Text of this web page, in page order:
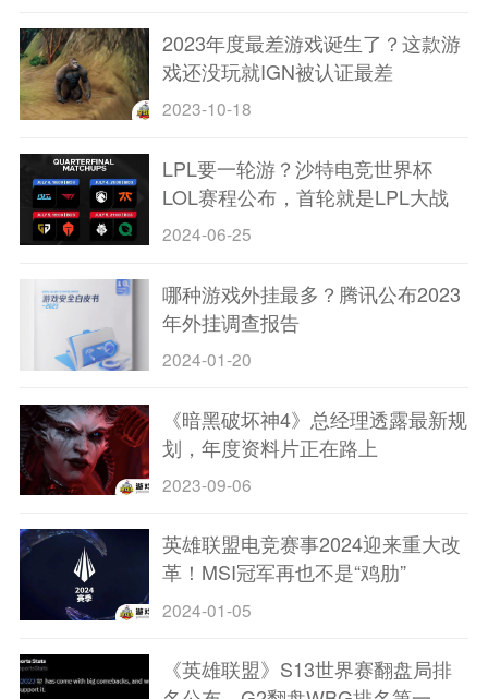
2023年度最差游戏诞生了？这款游
戏还没玩就IGN被认证最差
2023-10-18
LPL要一轮游？沙特电竞世界杯
LOL赛程公布，首轮就是LPL大战
LCK
2024-06-25
哪种游戏外挂最多？腾讯公布2023
年外挂调查报告
2024-01-20
《暗黑破坏神4》总经理透露最新规
划，年度资料片正在路上
2023-09-06
英雄联盟电竞赛事2024迎来重大改
革！MSI冠军再也不是“鸡肋”
2024-01-05
《英雄联盟》S13世界赛翻盘局排